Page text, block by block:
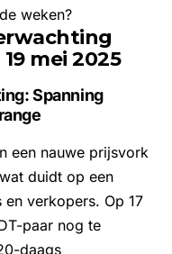
weken?
mei 2025
Spanning
een nauwe prijsvork
duidt op een
en verkopers. Op 17
paar nog te
daags